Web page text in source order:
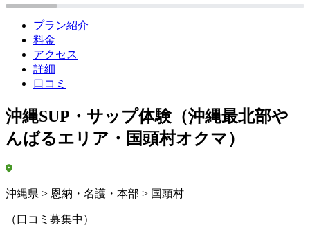
プラン紹介
料金
アクセス
詳細
口コミ
沖縄SUP・サップ体験（沖縄最北部や
んばるエリア・国頭村オクマ）
沖縄県 > 恩納・名護・本部 > 国頭村
（口コミ募集中）